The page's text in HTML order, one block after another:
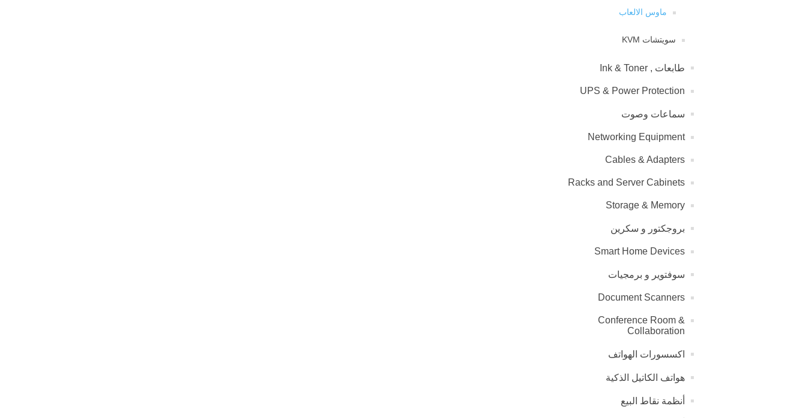
ماوس الالعاب
سويتشات KVM
طابعات , Ink & Toner
UPS & Power Protection
سماعات وصوت
Networking Equipment
Cables & Adapters
Racks and Server Cabinets
Storage & Memory
بروجكتور و سكرين
Smart Home Devices
سوفتوير و برمجيات
Document Scanners
Conference Room &
Collaboration
اكسسورات الهواتف
هواتف الكاتيل الذكية
أنظمة نقاط البيع